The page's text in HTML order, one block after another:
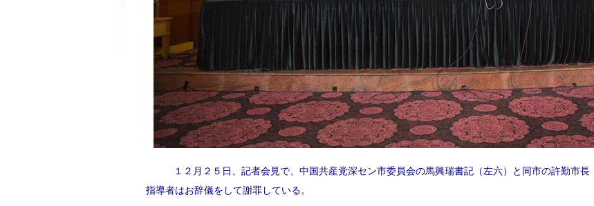
１２月２５日、記者会見で、中国共産党深セン市委員会の馬興瑞書記（左六）と同市の許勤市
指導者はお辞儀をして謝罪している。